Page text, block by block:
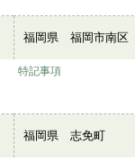
福岡県 福岡市南区
特記事項
福岡県 志免町